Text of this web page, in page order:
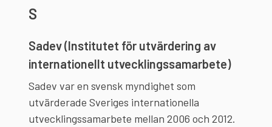
S
Sadev (Institutet för utvärdering av
internationellt utvecklingssamarbete)
Sadev var en svensk myndighet som
utvärderade Sveriges internationella
utvecklingssamarbete mellan 2006 och 2012.